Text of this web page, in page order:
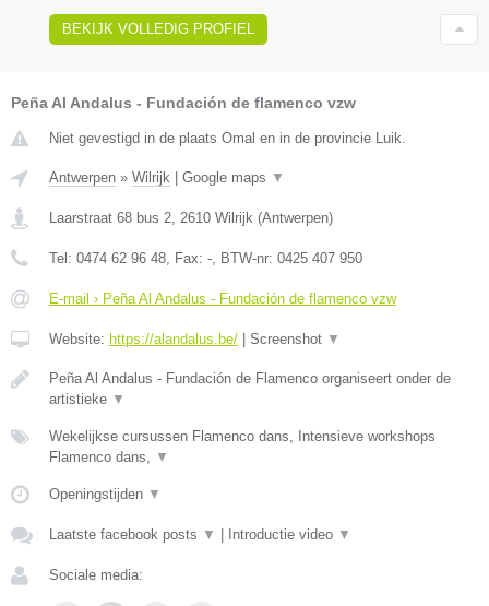
BEKIJK VOLLEDIG PROFIEL
Peña Al Andalus - Fundación de flamenco vzw
Niet gevestigd in de plaats Omal en in de provincie Luik.
Antwerpen » Wilrijk | Google maps ▼
Laarstraat 68 bus 2 2610 Wilrijk (Antwerpen)
Tel: 0474 62 96 48 , Fax: - , BTW-nr: 0425 407 950
E-mail › Peña Al Andalus - Fundación de flamenco vzw
Website: https://alandalus.be/ | Screenshot ▼
Peña Al Andalus - Fundación de Flamenco organiseert onder de
artistieke ▼
Wekelijkse cursussen Flamenco dans, Intensieve workshops
Flamenco dans,
▼
Openingstijden ▼
Laatste facebook posts ▼ | Introductie video ▼
Sociale media: